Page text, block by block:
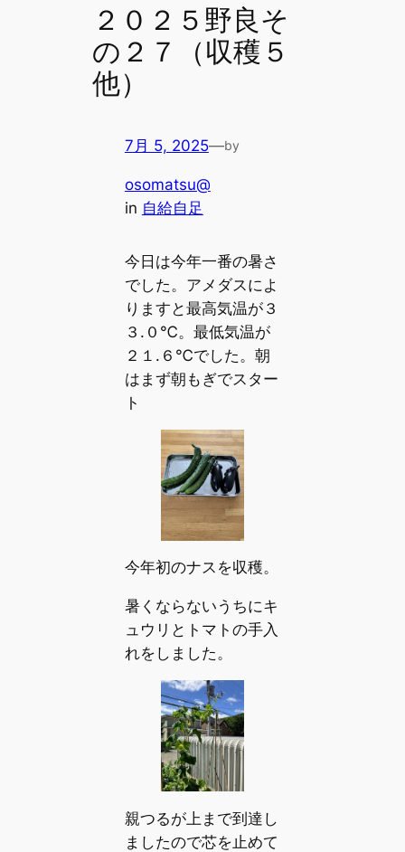
２０２５野良そ
の２７（収穫５
他）
7月 5, 2025—by
osomatsu@
in 自給自足
今日は今年一番の暑さ
でした。アメダスによ
りますと最高気温が３
３.０℃。最低気温が
２１.６℃でした。朝
はまず朝もぎでスター
ト
今年初のナスを収穫。
暑くならないうちにキ
ュウリとトマトの手入
れをしました。
親つるが上まで到達し
ましたので芯を止めて